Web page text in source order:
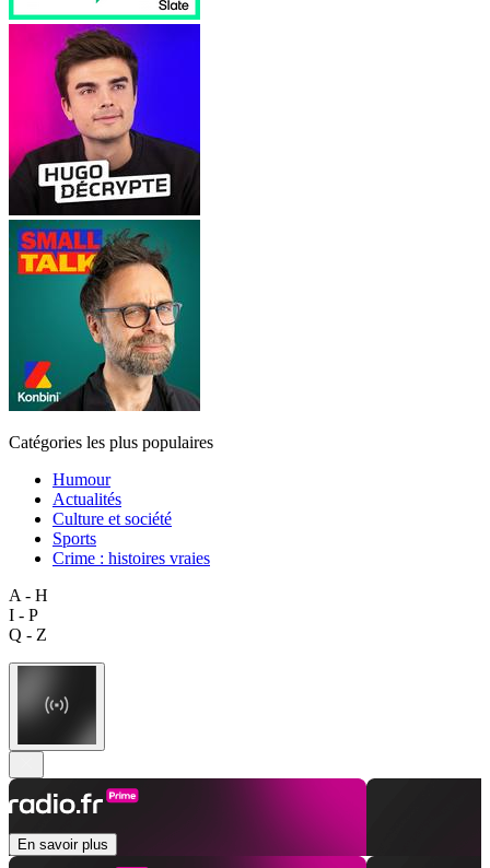
Catégories les plus populaires
Humour
Actualités
Culture et société
Sports
Crime : histoires vraies
A - H
I - P
Q - Z
En savoir plus